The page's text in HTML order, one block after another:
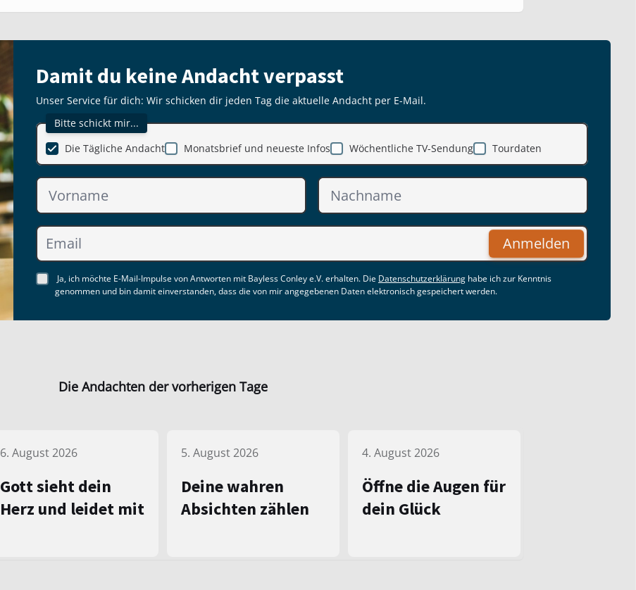
Damit du keine Andacht verpasst
Unser Service für dich: Wir schicken dir jeden Tag die aktuelle Andacht per E-Mail.
Bitte schickt mir...
Monatsbrief und neueste Infos
Die Tägliche Andacht Wöchentliche TV-Sendung Tourdaten
Anmelden
Ja, ich möchte E-Mail-Impulse von Antworten mit Bayless Conley e.V. erhalten. Die Datenschutzerklärung habe ich zur Kenntnis
genommen und bin damit einverstanden, dass die von mir angegebenen Daten elektronisch gespeichert werden.
Die Andachten der vorherigen Tage
6. August 2026
Gott sieht dein
Herz und leidet mit
5. August 2026
Deine wahren
Absichten zählen
4. August 2026
Öffne die Augen für
dein Glück